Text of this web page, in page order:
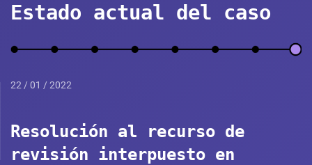
Estado actual del caso
22 / 01 / 2022
Resolución al recurso de
revisión interpuesto en